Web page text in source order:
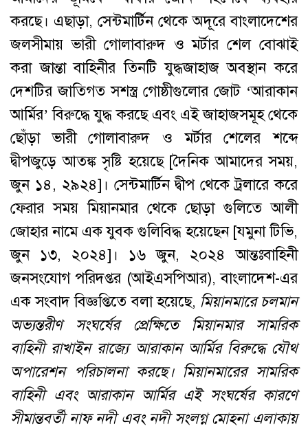
করছে। এছাড়া, সেন্টমার্টিন থেকে অদূরে বাংলাদেশের
জলসীমায় ভারী গোলাবারুদ ও মর্টার শেল বোঝাই
করা জান্তা বাহিনীর তিনটি যুদ্ধজাহাজ অবস্থান করে
দেশটির জাতিগত সশস্ত্র গোষ্ঠীগুলোর জোট ‘আরাকান
আর্মির’ বিরুদ্ধে যুদ্ধ করছে এবং এই জাহাজসমূহ থেকে
ছোঁড়া ভারী গোলাবারুদ ও মর্টার শেলের শব্দে
দ্বীপজুড়ে আতঙ্ক সৃষ্টি হয়েছে [দৈনিক আমাদের সময়,
জুন ১৪, ২৯২৪]। সেন্টমার্টিন দ্বীপ থেকে ট্রলারে করে
ফেরার সময় মিয়ানমার থেকে ছোড়া গুলিতে আলী
জোহার নামে এক যুবক গুলিবিদ্ধ হয়েছেন [যমুনা টিভি,
জুন ১৩, ২০২৪]। ১৬ জুন, ২০২৪ আন্তঃবাহিনী
জনসংযোগ পরিদপ্তর (আইএসপিআর), বাংলাদেশ-এর
এক সংবাদ বিজ্ঞপ্তিতে বলা হয়েছে, মিয়ানমারে চলমান
অভ্যন্তরীণ
সংঘর্ষের প্রেক্ষিতে মিয়ানমার
সামরিক
বাহিনী রাখাইন রাজ্যে আরাকান আর্মির বিরুদ্ধে যৌথ
অপারেশন পরিচালনা করছে। মিয়ানমারের সামরিক
বাহিনী এবং আরাকান আর্মির এই সংঘর্ষের কারণে
সীমান্তবর্তী নাফ নদী এবং নদী সংলগ্ন মোহনা এলাকায়